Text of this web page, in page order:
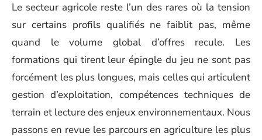
Le secteur agricole reste l’un des rares où la tension
sur certains profils qualifiés ne faiblit pas, même
quand le volume global d’offres recule. Les
formations qui tirent leur épingle du jeu ne sont pas
forcément les plus longues, mais celles qui articulent
gestion d’exploitation, compétences techniques de
terrain et lecture des enjeux environnementaux. Nous
passons en revue les parcours en agriculture les plus